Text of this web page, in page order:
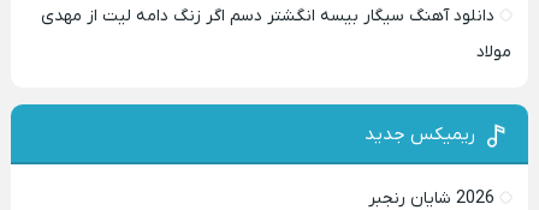
دانلود آهنگ سیگار بیسه انگشتر دسم اگر زنگ دامه لیت از مهدی
مولاد
ریمیکس جدید
2026 شایان رنجبر